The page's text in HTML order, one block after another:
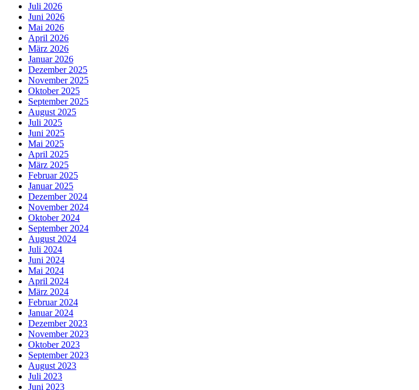
Juli 2026
Juni 2026
Mai 2026
April 2026
März 2026
Januar 2026
Dezember 2025
November 2025
Oktober 2025
September 2025
August 2025
Juli 2025
Juni 2025
Mai 2025
April 2025
März 2025
Februar 2025
Januar 2025
Dezember 2024
November 2024
Oktober 2024
September 2024
August 2024
Juli 2024
Juni 2024
Mai 2024
April 2024
März 2024
Februar 2024
Januar 2024
Dezember 2023
November 2023
Oktober 2023
September 2023
August 2023
Juli 2023
Juni 2023